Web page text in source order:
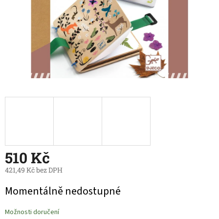
510 Kč
421,49 Kč bez DPH
cena:
Momentálně nedostupné
Možnosti doručení